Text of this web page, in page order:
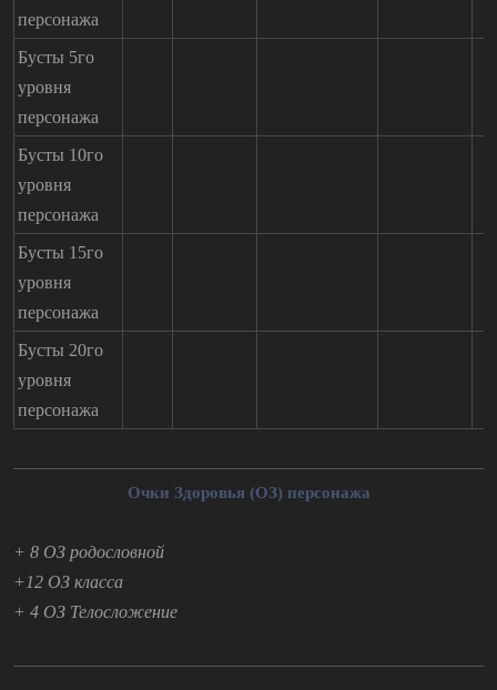
персонажа
Бусты 5го
уровня
персонажа
Бусты 10го
уровня
персонажа
Бусты 15го
уровня
персонажа
Бусты 20го
уровня
персонажа
Очки Здоровья (ОЗ) персонажа
+ 8 ОЗ родословной
+12 ОЗ класса
+ 4 ОЗ Телосложение